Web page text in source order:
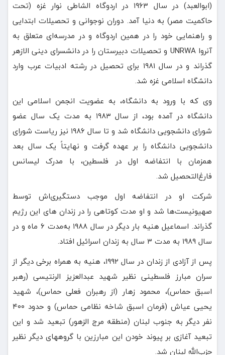
(ابوالعبد) در سال ۱۹۶۳ در اردوگاه الشاطی نوار غزه (تحت
حاکمیت مصر) به دنیا آمد. دوران نوجوانی و تحصیلات ابتدایی
و راهنمایی خود را در همین اردوگاه و در مدرسه‌ای متعلق به
آنروا UNRWA و تحصیلات دبیرستان را در دانشسرای دینی الازهر
گذراند و در سال ۱۹۸۱ برای تحصیل در رشته ادبیات عرب وارد
دانشگاه اسلامی غزه شد.
وی که با ورود به دانشگاه، به عضویت انجمن اسلامی این
دانشگاه در آمده بود، از سال ۱۹۸۳ به مدت یک سال عضو
شورای دانشجویی دانشگاه شد و تا سال ۱۹۸۶ نیز ریاست شورای
دانشجویی دانشگاه را بر عهده گرفت و نهایتاً یک سال بعد
همزمان با انتفاضه اول در فلسطین، با مدرک لیسانس
فارغ‌التحصیل شد.
شرکت او در انتفاضه اول موجب دستگیری‌اش توسط
صهیونیست‌ها شد و او مدت کوتاهی را در زندان های این رژیم
گذراند. اسماعیل هنیه بار دیگر در سال ۱۹۸۸ به‌مدت ۶ ماه و در
سال ۱۹۸۹ به مدت ۳ سال به زندان اسرائیل افتاد.
پس از آزادی از زندان در سال ۱۹۹۲، هنیه به همراه برخی دیگر از
سران مبارز فلسطینی نظیر شهید عبدالعزیز الرنتیسی (رهبر
اسبق حماس)، محمود زهار (از رهبران فعلی حماس)، شهید
یحیی عیاش (فرمان اسبق شاخه نظامی حماس) و حدود ۴۰۰
نفر دیگر به جنوب لبنان (منطقه مرج الزهور) تبعید شد و این
تبعید آغازی بر پیوند خودن این مبارزین با گروههای دیگر نظیر
حزب‌الله لبنان شد.